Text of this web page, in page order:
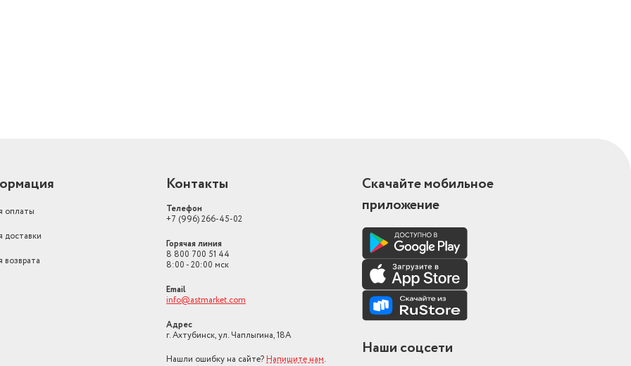
оплаты
доставки
возврата
Контакты
Телефон
+7 (996) 266-45-02
Горячая линия
8 800 700 51 44
8:00 - 20:00 мск
Email
info@astmarket.com
Адрес
г. Ахтубинск, ул. Чаплыгина, 18А
Нашли ошибку на сайте? Напишите нам.
Скачайте мобильное
приложение
Наши соцсети